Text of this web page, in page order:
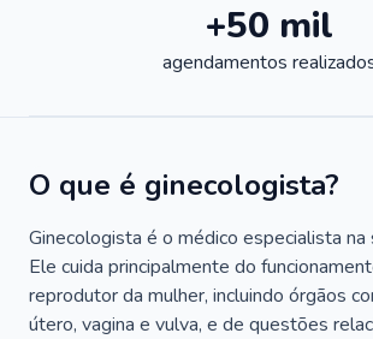
+50 mil
agendamentos
O que é ginecologista?
Ginecologista é o médico especialista na
Ele cuida principalmente do
reprodutor da mulher, incluindo órgãos
útero, vagina e vulva, e de questões